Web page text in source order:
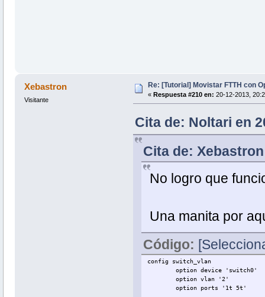
Xebastron
Visitante
Re: [Tutorial] Movistar FTTH con
« Respuesta #210 en: 20-12-2013,
Cita de: Noltari en
Cita de:
No logro que
Una manita por
Código:
config switch_vlan
option device 'switch0'
option vlan '2'
option ports '1t 5t'